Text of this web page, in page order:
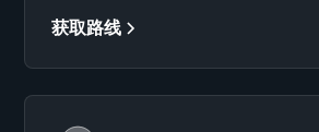
获取路线